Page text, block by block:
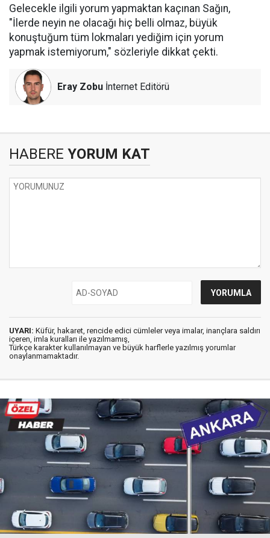
Gelecekle ilgili yorum yapmaktan kaçınan Sağın,
"İlerde neyin ne olacağı hiç belli olmaz, büyük
konuştuğum tüm lokmaları yediğim için yorum
yapmak istemiyorum," sözleriyle dikkat çekti.
Eray Zobu İnternet Editörü
HABERE YORUM KAT
UYARI: Küfür, hakaret, rencide edici cümleler veya imalar, inançlara saldırı
içeren, imla kuralları ile yazılmamış,
Türkçe karakter kullanılmayan ve büyük harflerle yazılmış yorumlar
onaylanmamaktadır.